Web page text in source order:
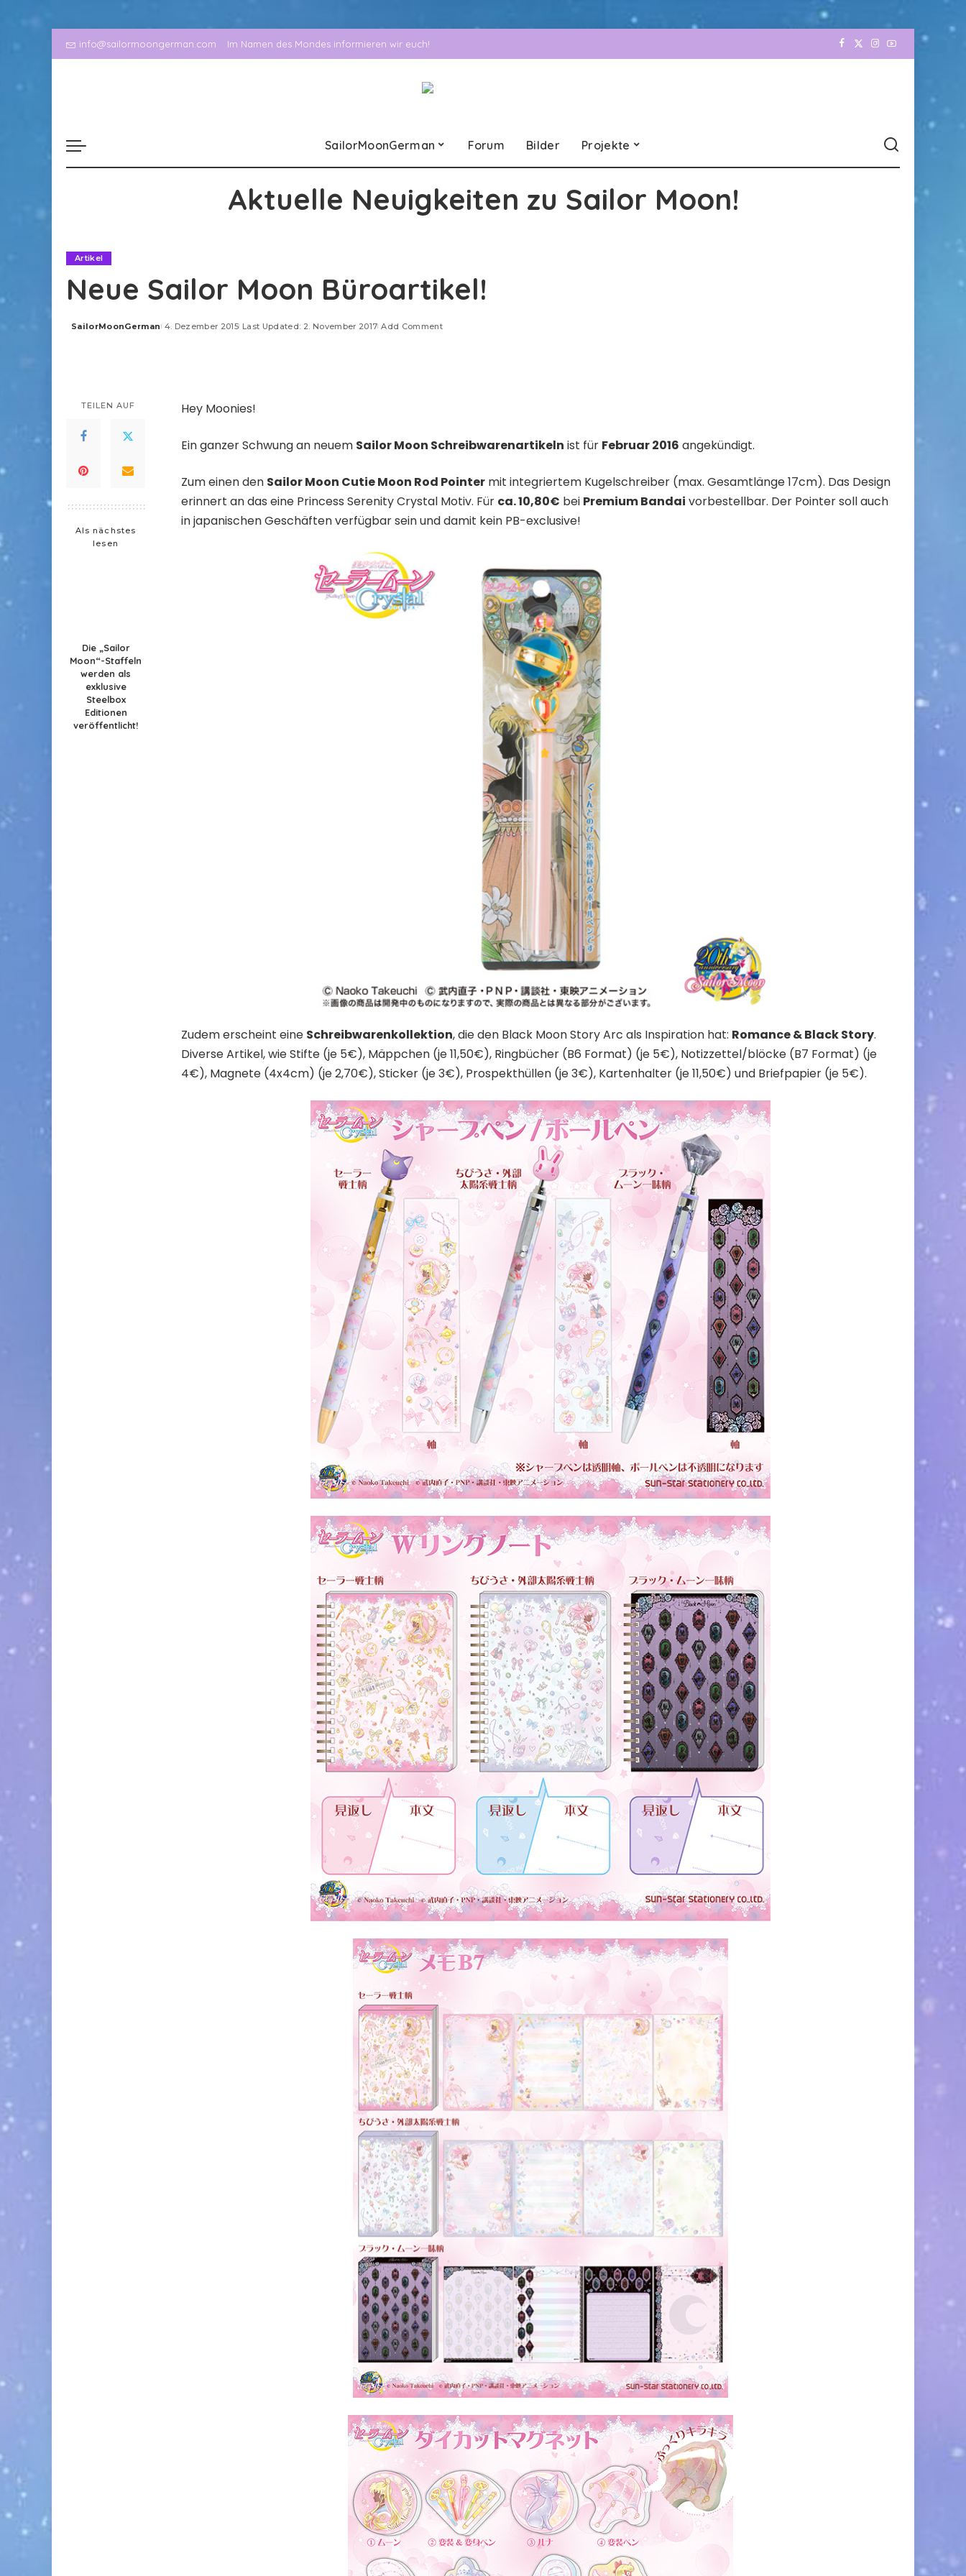
info@sailormoongerman.com Im Namen des Mondes informieren wir euch!
SailorMoonGerman Forum Bilder Projekte
Aktuelle Neuigkeiten zu Sailor Moon!
Artikel
Neue Sailor Moon Büroartikel!
Posted
SailorMoonGerman 4. Dezember 2015 Last Updated: 2. November 2017 Add Comment
TEILEN AUF
Als nächstes
lesen
Die „Sailor
Moon“-Staffeln
werden als
exklusive
Steelbox
Editionen
veröffentlicht!
Hey Moonies!
Ein ganzer Schwung an neuem Sailor Moon Schreibwarenartikeln ist für Februar 2016 angekündigt.
Zum einen den Sailor Moon Cutie Moon Rod Pointer mit integriertem Kugelschreiber (max. Gesamtlänge 17cm). Das Design
erinnert an das eine Princess Serenity Crystal Motiv. Für ca. 10,80€ bei Premium Bandai vorbestellbar. Der Pointer soll auch
in japanischen Geschäften verfügbar sein und damit kein PB-exclusive!
Zudem erscheint eine Schreibwarenkollektion, die den Black Moon Story Arc als Inspiration hat: Romance & Black Story.
Diverse Artikel, wie Stifte (je 5€), Mäppchen (je 11,50€), Ringbücher (B6 Format) (je 5€), Notizzettel/blöcke (B7 Format) (je
4€), Magnete (4x4cm) (je 2,70€), Sticker (je 3€), Prospekthüllen (je 3€), Kartenhalter (je 11,50€) und Briefpapier (je 5€).